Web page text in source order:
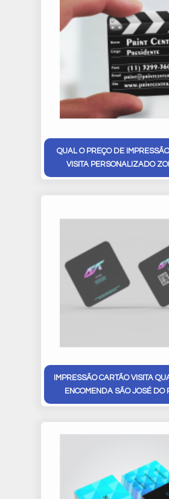
QUAL O PREÇO DE
VISITA PERSONALIZADO
IMPRESSÃO CARTÃO VISITA
ENCOMENDA SÃO JOSÉ DO